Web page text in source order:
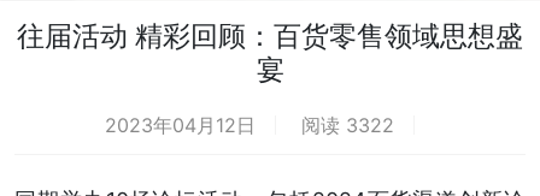
往届活动 精彩回顾：百货零售领域思想盛
宴
2023年04月12日 阅读 3322